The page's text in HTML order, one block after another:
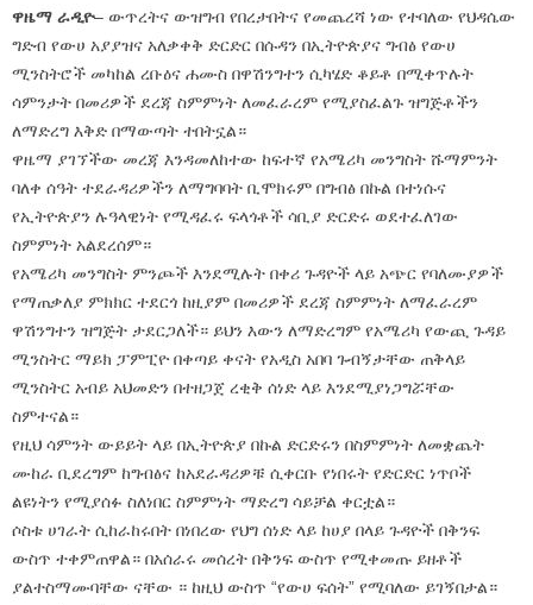
ዋዜማ ራዲዮ– ውጥረትና ውዝግብ የበረታበትና የመጨረሻ ነው የተባለው የህዳሴው
ግድብ የውሀ አያያዝና አለቃቀቅ ድርድር በሱዳን በኢትዮጵያና ግብፅ የውሀ
ሚንስትሮች መካከል ረቡዕና ሐሙስ በዋሽንግተን ሲካሄድ ቆይቶ በሚቀጥሉት
ሳምንታት በመሪዎች ደረጃ ስምምነት ለመፈራረም የሚያስፈልጉ ዝግጅቶችን
ለማድረግ እቅድ በማውጣት ተበትኗል።
ዋዜማ ያገኘችው መረጃ እንዳመለከተው ከፍተኛ የአሜሪካ መንግስት ሹማምንት
ባለቀ ሰዓት ተደራዳሪዎችን ለማግባባት ቢሞክሩም በግብፅ በኩል በተነሱና
የኢትዮጵያን ሉዓላዊነት የሚዳፈሩ ፍላጎቶች ሳቢያ ድርድሩ ወደተፈለገው
ስምምነት አልደረሰም።
የአሜሪካ መንግስት ምንጮች እንደሚሉት በቀሪ ጉዳዮች ላይ አጭር የባለሙያዎች
የማጠቃለያ ምክክር ተደርጎ ከዚያም በመሪዎች ደረጃ ስምምነት ለማፈራረም
ዋሽንግተን ዝግጅት ታደርጋለች። ይህን እውን ለማድረግም የአሜሪካ የውጪ ጉዳይ
ሚንስትር ማይክ ፓምፒዮ በቀጣይ ቀናት የአዲስ አበባ ጉብኝታቸው ጠቅላይ
ሚንስትር አብይ አህመድን በተዘጋጀ ረቂቅ ሰነድ ላይ እንደሚያነጋግሯቸው
ስምተናል።
የዚህ ሳምንት ውይይት ላይ በኢትዮጵያ በኩል ድርድሩን በስምምነት ለመቋጨት
ሙከራ ቢደረግም ከግብፅና ከአደራዳሪዎቹ ሲቀርቡ የነበሩት የድርድር ነጥቦች
ልዩነትን የሚያሰፉ ስለነበር ስምምነት ማድረግ ሳይቻል ቀርቷል።
ሶስቱ ሀገራት ሲከራከሩበት በነበረው የህግ ሰነድ ላይ ከሀያ በላይ ጉዳዮች በቅንፍ
ውስጥ ተቀምጠዋል። በአሰራሩ መሰረት በቅንፍ ውስጥ የሚቀመጡ ይዘቶች
ያልተስማሙባቸው ናቸው ። ከዚህ ውስጥ “የውሀ ፍሰት” የሚባለው ይገኝበታል።